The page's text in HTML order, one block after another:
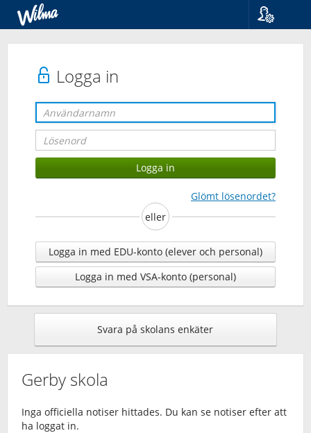
Logga in
Glömt lösenordet?
eller
Logga in med EDU-konto (elever och personal)
Logga in med VSA-konto (personal)
Svara på skolans enkäter
Gerby skola
Inga officiella notiser hittades. Du kan se notiser efter att
ha loggat in.